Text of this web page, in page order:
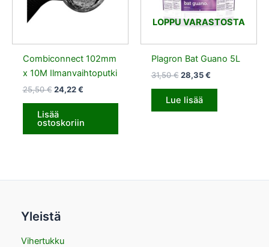
Combiconnect 102mm
x 10M Ilmanvaihtoputki
25,50€ 24,22€
Lisää
ostoskoriin
LOPPU VARASTOSTA
Plagron Bat Guano 5L
31,50€ 28,35€
Lue lisää
Yleistä
Vihertukku